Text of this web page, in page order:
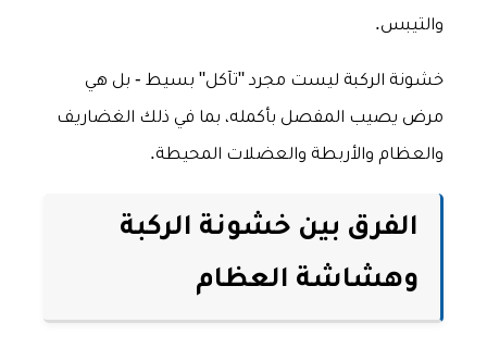
والتيبس.
خشونة الركبة ليست مجرد "تآكل" بسيط - بل هي
مرض يصيب المفصل بأكمله، بما في ذلك الغضاريف
والعظام والأربطة والعضلات المحيطة.
الفرق بين خشونة الركبة
وهشاشة العظام